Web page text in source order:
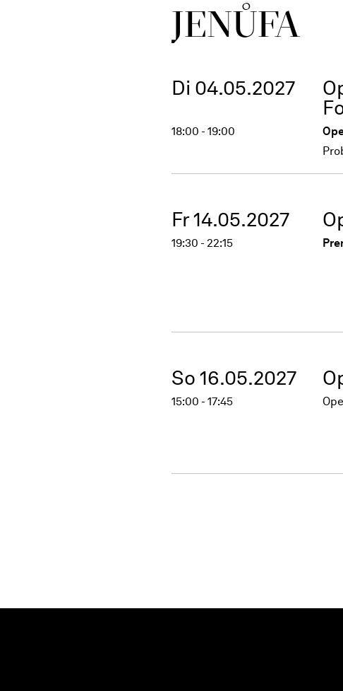
JENŮFA
Di 04.05.2027
18:00 - 19:00
Fr 14.05.2027
19:30 - 22:15
So 16.05.2027
15:00 - 17:45